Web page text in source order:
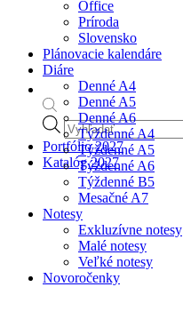
Products
search
Portfólio 2027
Katalóg 2027
Office
Príroda
Slovensko
Plánovacie kalendáre
Diáre
Denné A4
Denné A5
Denné A6
Týždenné A4
Týždenné A5
Týždenné A6
Týždenné B5
Mesačné A7
Notesy
Exkluzívne notesy
Malé notesy
Veľké notesy
Novoročenky